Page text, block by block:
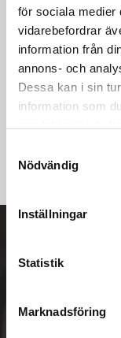
för sociala medier
vidarebefordrar
information från
annons- och
Dessa kan i sin
information som
Nödvändig
Inställningar
Statistik
Marknadsföring
För mer
RK 200,
Ring oss på
0512-
Adress
E-post